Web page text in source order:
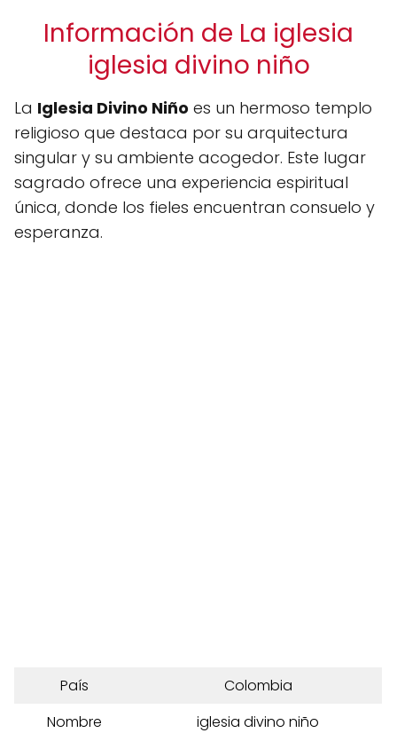
Información de La iglesia
iglesia divino niño
La Iglesia Divino Niño es un hermoso templo
religioso que destaca por su arquitectura
singular y su ambiente acogedor. Este lugar
sagrado ofrece una experiencia espiritual
única, donde los fieles encuentran consuelo y
esperanza.
País
Colombia
Nombre
iglesia divino niño